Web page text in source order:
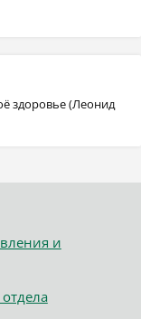
здоровье (Леонид
и